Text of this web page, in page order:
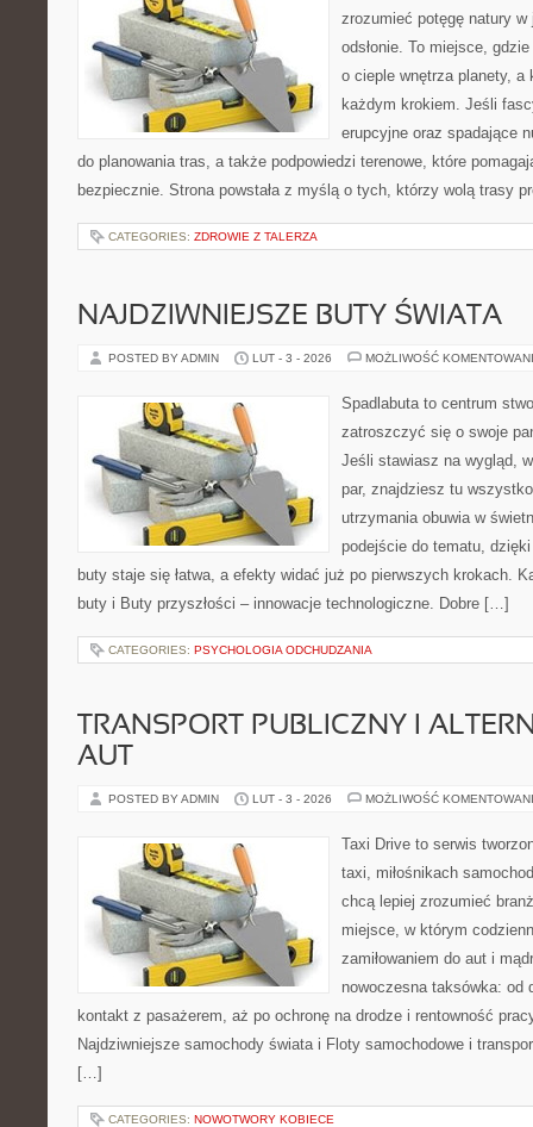
zrozumieć potęgę natury w
odsłonie. To miejsce,
o cieple wnętrza planety, a
każdym krokiem. Jeśli
erupcyjne oraz spadające
do planowania tras, a także podpowiedzi terenowe, które
bezpiecznie. Strona powstała z myślą o tych, którzy wolą trasy
CATEGORIES: ZDROWIE Z TALERZA
NAJDZIWNIEJSZE BUTY ŚWIATA
POSTED BY ADMIN LUT - 3 - 2026 MOŻLIWOŚĆ
Spadlabuta to centrum
zatroszczyć się o swoje
Jeśli stawiasz na wygląd,
par, znajdziesz tu
utrzymania obuwia w
podejście do tematu,
buty staje się łatwa, a efekty widać już po pierwszych krokach.
buty i Buty przyszłości – innowacje technologiczne. Dobre […]
CATEGORIES: PSYCHOLOGIA ODCHUDZANIA
TRANSPORT PUBLICZNY I
AUT
POSTED BY ADMIN LUT - 3 - 2026 MOŻLIWOŚĆ
Taxi Drive to serwis
taxi, miłośnikach
chcą lepiej zrozumieć
miejsce, w którym
zamiłowaniem do aut i
nowoczesna taksówka: od
kontakt z pasażerem, aż po ochronę na drodze i rentowność
Najdziwniejsze samochody świata i Floty samochodowe i
[…]
CATEGORIES: NOWOTWORY KOBIECE